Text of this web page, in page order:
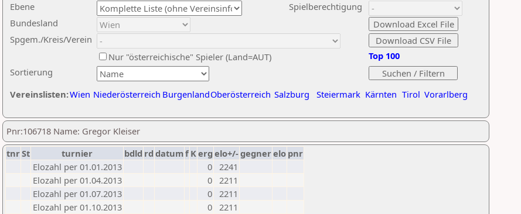
Ebene
Sortierung
Bundesland
Spgem./Kreis/Verein
Nur "österreichische" Spieler (Land=AUT)
Spielberechtigung
Vereinslisten:Wien Niederösterreich BurgenlandOberösterreich Salzburg Steiermark Kärnten Tirol Vorarlberg
Top 100
Pnr:106718 Name: Gregor Kleiser
tnrSt turnier bdld rd datumf Kerg elo+/-gegnerelo pnr
Elozahl per 01.01.2013
0 2241
Elozahl per 01.04.2013
0 2211
Elozahl per 01.07.2013
0 2211
Elozahl per 01.10.2013
0 2211